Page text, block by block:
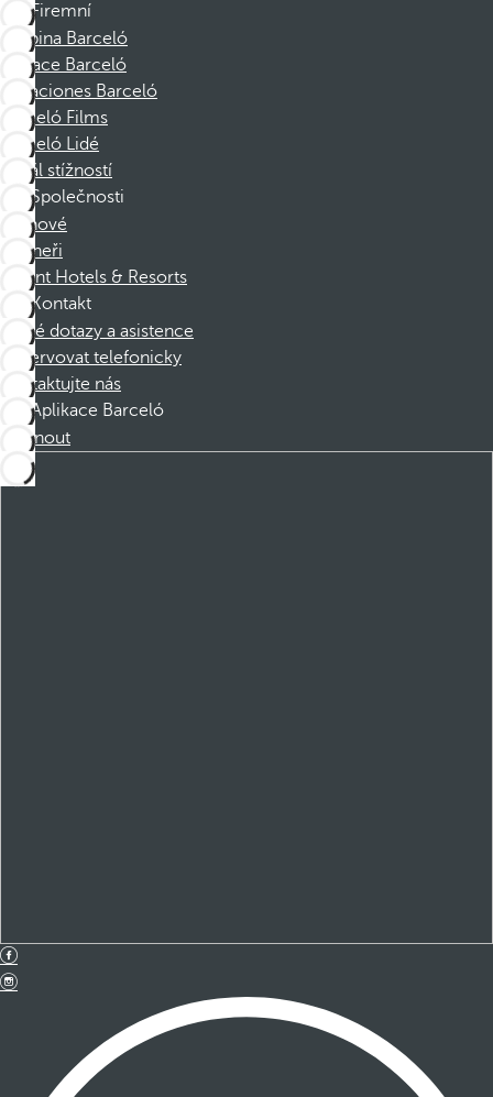
Firemní
Skupina Barceló
Nadace Barceló
Vacaciones Barceló
Barceló Films
Barceló Lidé
Kanál stížností
Společnosti
Členové
Partneři
Dorint Hotels & Resorts
Kontakt
Časté dotazy a asistence
Rezervovat telefonicky
Kontaktujte nás
Aplikace Barceló
Stáhnout